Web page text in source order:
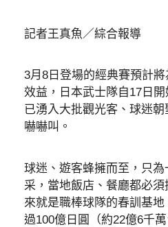
記者王真魚／綜合報導
3月8日登場的經典賽預計
效益，日本武士隊自17日開
已湧入大批觀光客、球迷
嚇嚇叫。
球迷、遊客蜂擁而至，只
采，當地飯店、餐廳都必
來就是職棒球隊的春訓基
過100億日圓（約22億6千